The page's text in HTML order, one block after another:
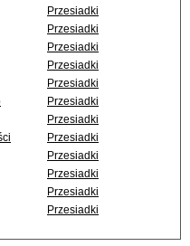
Przesiadki
Przesiadki
Przesiadki
Przesiadki
Przesiadki
Przesiadki
Przesiadki
Przesiadki
Przesiadki
Przesiadki
Przesiadki
Przesiadki